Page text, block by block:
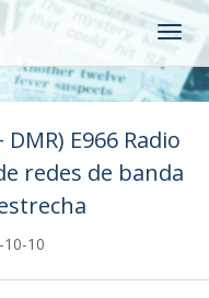
E966 Radio
redes de banda
10-10